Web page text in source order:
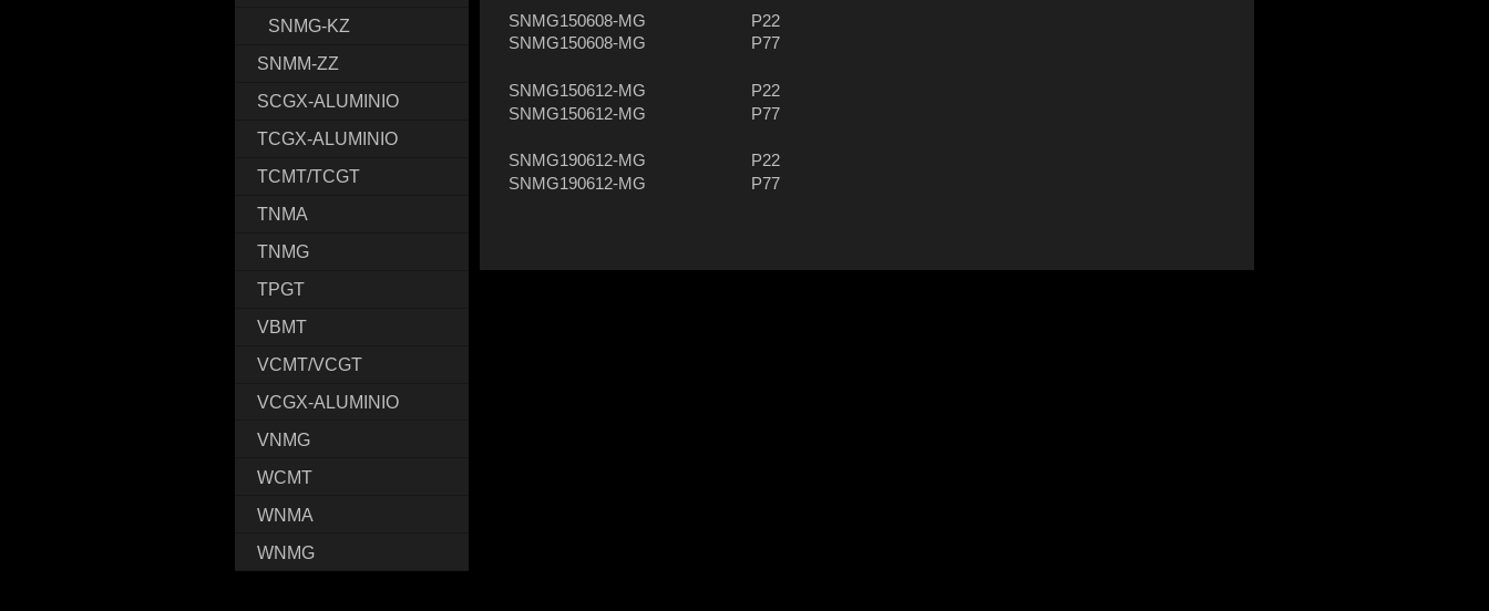
SNMG-KZ
SNMM-ZZ
SCGX-ALUMINIO
TCGX-ALUMINIO
TCMT/TCGT
TNMA
TNMG
TPGT
VBMT
VCMT/VCGT
VCGX-ALUMINIO
VNMG
WCMT
WNMA
WNMG
SNMG150608-MG
P22
SNMG150608-MG
P77
SNMG150612-MG
P22
SNMG150612-MG
P77
SNMG190612-MG
P22
SNMG190612-MG
P77